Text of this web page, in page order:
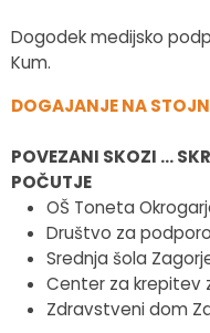
Dogodek medijsko
Kum.
DOGAJANJE NA
POVEZANI SKOZI …
POČUTJE
OŠ Toneta
Društvo za
Srednja šola
Center za krepitev
Zdravstveni dom